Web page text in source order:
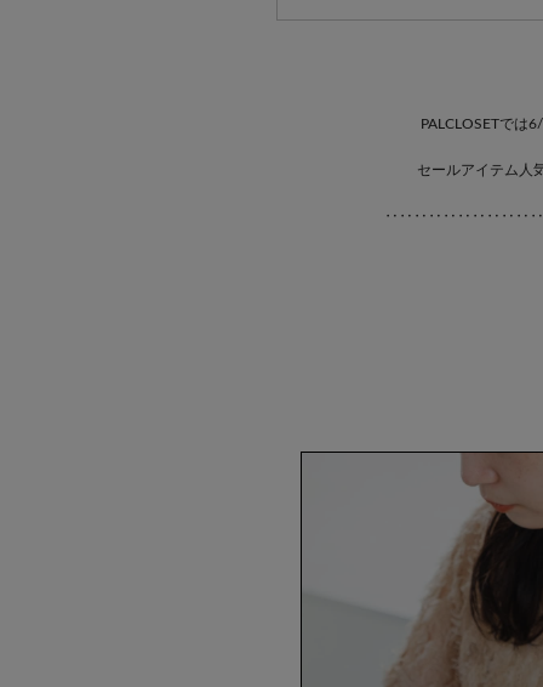
PALCLOSETでは
セールアイテム人